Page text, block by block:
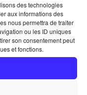
des technologies
aux informations des
nous permettra de traiter
ou les ID uniques
son consentement peut
et fonctions.
974
Ei
et